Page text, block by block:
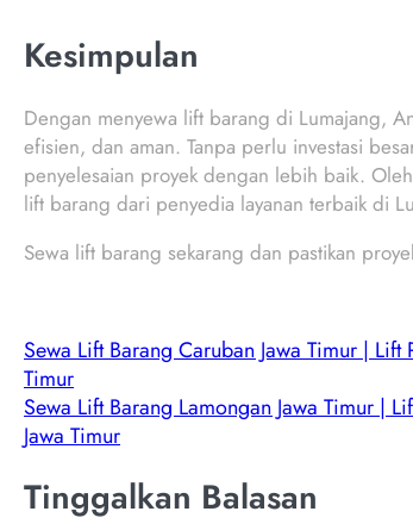
Kesimpulan
Dengan menyewa lift barang di Lumajang,
efisien, dan aman. Tanpa perlu investasi
penyelesaian proyek dengan lebih baik.
lift barang dari penyedia layanan terbaik di
Sewa lift barang sekarang dan pastikan
Sewa Lift Barang Caruban Jawa Timur |
Timur
Sewa Lift Barang Lamongan Jawa Timur |
Jawa Timur
Tinggalkan Balasan